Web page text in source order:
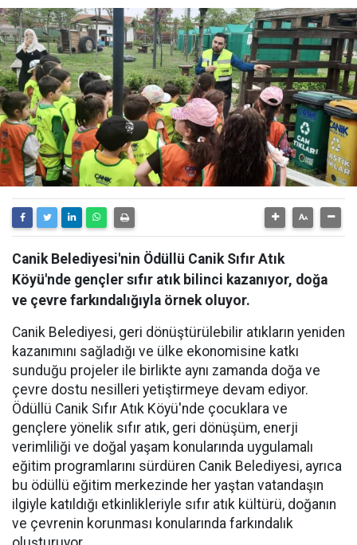
Canik Belediyesi'nin Ödüllü Canik Sıfır Atık
Köyü'nde gençler sıfır atık bilinci kazanıyor, doğa
ve çevre farkındalığıyla örnek oluyor.
Canik Belediyesi, geri dönüştürülebilir atıkların yeniden
kazanımını sağladığı ve ülke ekonomisine katkı
sunduğu projeler ile birlikte aynı zamanda doğa ve
çevre dostu nesilleri yetiştirmeye devam ediyor.
Ödüllü Canik Sıfır Atık Köyü'nde çocuklara ve
gençlere yönelik sıfır atık, geri dönüşüm, enerji
verimliliği ve doğal yaşam konularında uygulamalı
eğitim programlarını sürdüren Canik Belediyesi, ayrıca
bu ödüllü eğitim merkezinde her yaştan vatandaşın
ilgiyle katıldığı etkinlikleriyle sıfır atık kültürü, doğanın
ve çevrenin korunması konularında farkındalık